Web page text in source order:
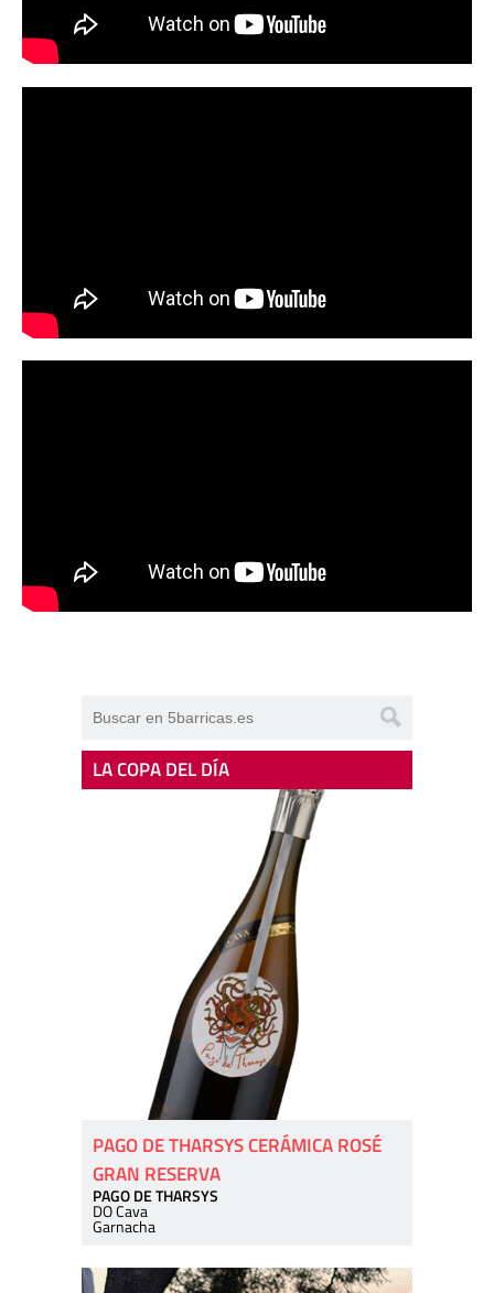
LA COPA DEL DÍA
PAGO DE THARSYS CERÁMICA ROSÉ
GRAN RESERVA
PAGO DE THARSYS
DO Cava
Garnacha